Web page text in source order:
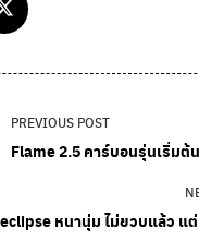
PREVIOUS POST
Flame 2.5 คาร์บอนรุ่นเริ่มต้
หนานุ่ม ไม่ยวบแล้ว แต่